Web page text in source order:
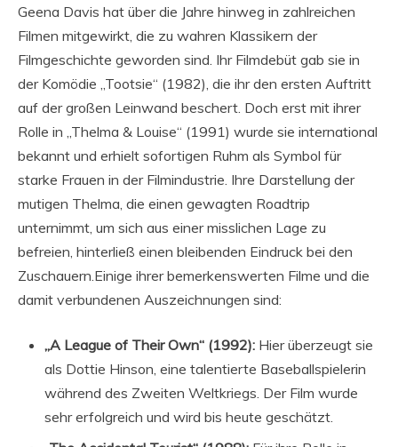
Geena Davis hat über die Jahre hinweg in zahlreichen
Filmen mitgewirkt, die zu wahren Klassikern der
Filmgeschichte geworden sind. Ihr Filmdebüt gab sie in
der Komödie „Tootsie“ (1982), die ihr den ersten Auftritt
auf der großen Leinwand beschert. Doch erst mit ihrer
Rolle in „Thelma & Louise“ (1991) wurde sie international
bekannt und erhielt sofortigen Ruhm als Symbol für
starke Frauen in der Filmindustrie. Ihre Darstellung der
mutigen Thelma, die einen gewagten Roadtrip
unternimmt, um sich aus einer misslichen Lage zu
befreien, hinterließ einen bleibenden Eindruck bei den
Zuschauern.Einige ihrer bemerkenswerten Filme und die
damit verbundenen Auszeichnungen sind:
„A League of Their Own“ (1992): Hier überzeugt sie
als Dottie Hinson, eine talentierte Baseballspielerin
während des Zweiten Weltkriegs. Der Film wurde
sehr erfolgreich und wird bis heute geschätzt.